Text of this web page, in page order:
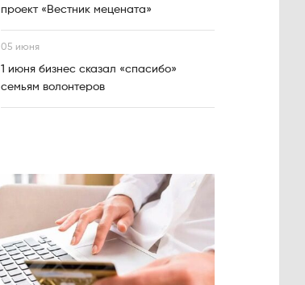
проект «Вестник мецената»
05 июня
1 июня бизнес сказал «спасибо»
семьям волонтеров